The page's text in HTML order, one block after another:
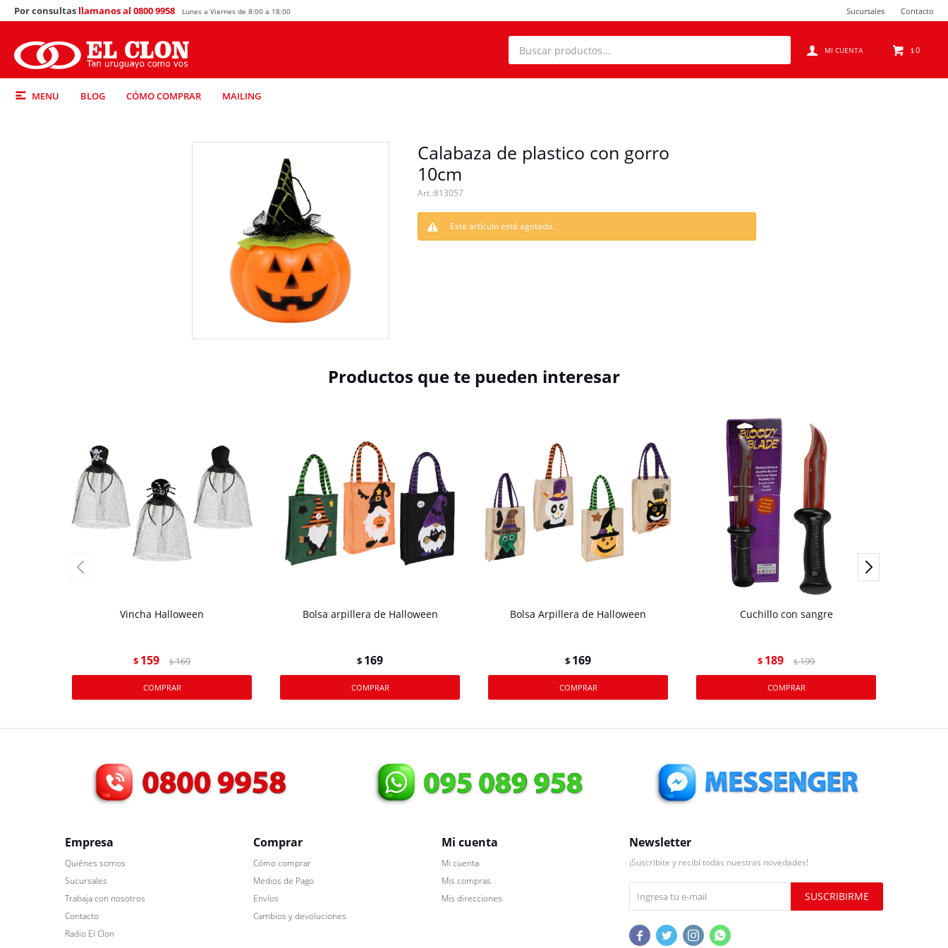
MENU BLOG CÓMO COMPRAR MAILING
$0
Por consultas llamanos al 0800 9958 Lunes a Viernes de 8:00 a 18:00 Sucursales Contacto
Calabaza de plastico con gorro
10cm
813057
Este artículo está agotado.
Productos que te pueden interesar
Vincha Halloween
$ 159 $ 169
Bolsa arpillera de Halloween
$ 169
Bolsa Arpillera de Halloween
$ 169
Cuchillo con sangre
$ 189 $ 199
Empresa
Quiénes somos
Sucursales
Trabaja con nosotros
Contacto
Radio El Clon
Comprar
Cómo comprar
Medios de Pago
Envíos
Cambios y devoluciones
Mi cuenta
Mi cuenta
Mis compras
Mis direcciones
Newsletter
¡Suscribite y recibí todas nuestras novedades!
SUSCRIBIRME
   